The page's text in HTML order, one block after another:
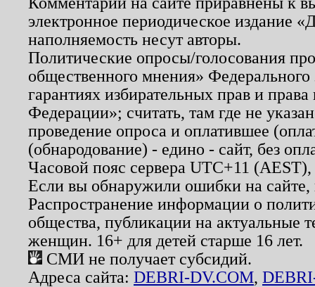
электронное периодическое издание
наполняемость несут авторы.
Политические опросы/голосования
общественного мнения»
гарантиях избирательных прав и
Федерации»; считать, там где не
проведение опроса и оплатившее
(обнародование) - едино - сайт, без
Часовой пояс сервера UTC+11
Если вы обнаружили ошибки на
Распространение информации о
общества, публикации на актуальные
женщин. 16+ для детей старше 16 лет.
СМИ не получает субсидий.
Адреса сайта: DEBRI-DV.COM,